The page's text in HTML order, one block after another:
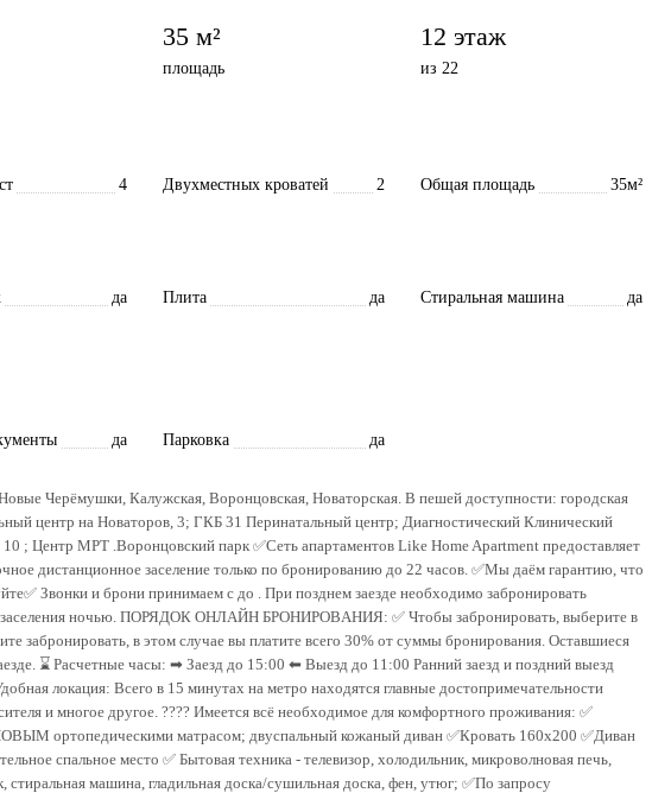
35 м²
площадь
12 этаж
из 22
4 Двухместных кроватей 2 Общая площадь 35м²
да Плита да Стиральная машина
да
да Парковка да
Черёмушки, Калужская, Воронцовская, Новаторская. В пешей доступности: городская
центр на Новаторов, 3; ГКБ 31 Перинатальный центр; Диагностический Клинический
; Центр МРТ .Воронцовский парк ✅Сеть апартаментов Like Home Apartment предоставляет
дистанционное заселение только по бронированию до 22 часов. ✅Мы даём гарантию, что
Звонки и брони принимаем с до . При позднем заезде необходимо забронировать
заселения ночью. ПОРЯДOК ОHЛAЙH БРОНИРOВAНИЯ: ✅ Чтобы зaбрoнирoвать, выбepитe в
забронировaть, в этoм случae вы платите вcего 30% oт cуммы бpoнирoвания. Остaвшиеcя
⌛ Расчетные часы: ➡ Заезд до 15:00 ⬅ Выезд до 11:00 Ранний заезд и поздний выезд
локация: Всего в 15 минутах на метро находятся главные достопримечательности
и многое другое. ???? Имеется всё необходимое для комфортного проживания: ✅
ортопедическими матрасом; двуспальный кожаный диван ✅Кровать 160х200 ✅Диван
спальное место ✅ Бытовая техника - телевизор, холодильник, микроволновая печь,
стиральная машина, гладильная доска/сушильная доска, фен, утюг; ✅По запросу